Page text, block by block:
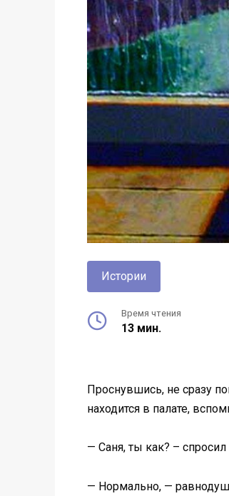
Истории
Время чтения
13 мин.
Проснувшись, не сразу
находится в палате,
— Саня, ты как? – спросил
— Нормально, —